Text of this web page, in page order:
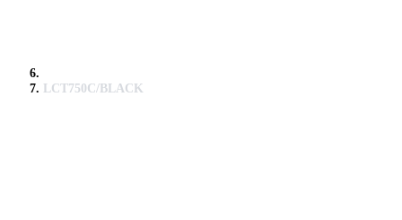
LCT750C/BLACK